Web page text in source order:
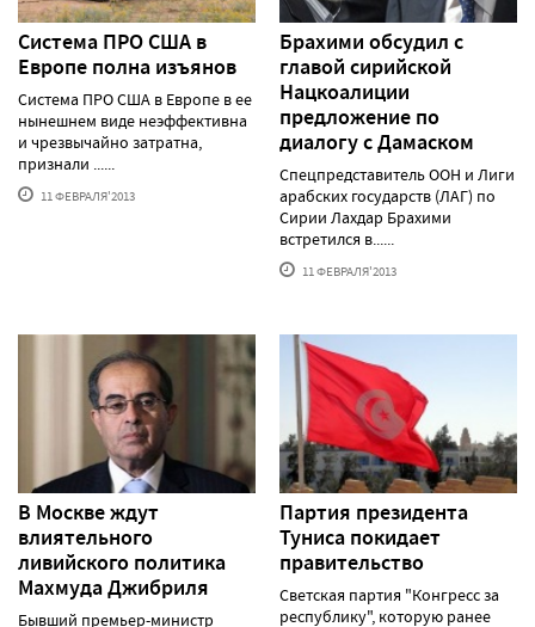
Система ПРО США в
Европе полна изъянов
Система ПРО США в Европе в ее
нынешнем виде неэффективна
и чрезвычайно затратна,
признали ......
11 ФЕВРАЛЯ'2013
Брахими обсудил с
главой сирийской
Нацкоалиции
предложение по
диалогу с Дамаском
Спецпредставитель ООН и Лиги
арабских государств (ЛАГ) по
Сирии Лахдар Брахими
встретился в......
11 ФЕВРАЛЯ'2013
В Москве ждут
влиятельного
ливийского политика
Махмуда Джибриля
Бывший премьер-министр
Партия президента
Туниса покидает
правительство
Светская партия "Конгресс за
республику", которую ранее